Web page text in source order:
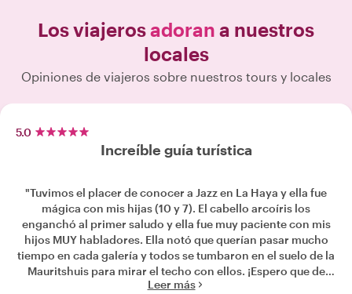
Los viajerosadoran a nuestros
locales
Opiniones de viajeros sobre nuestros tours y locales
5.0
Increíble guía turística
"Tuvimos el placer de conocer a Jazz en La Haya y ella fue
mágica con mis hijas (10 y 7). El cabello arcoíris los
enganchó al primer saludo y ella fue muy paciente con mis
hijos MUY habladores. Ella notó que querían pasar mucho
tiempo en cada galería y todos se tumbaron en el suelo de la
Mauritshuis para mirar el techo con ellos. ¡Espero que de
este viaje hayamos hecho un amigo para toda la vida! "
Leer más